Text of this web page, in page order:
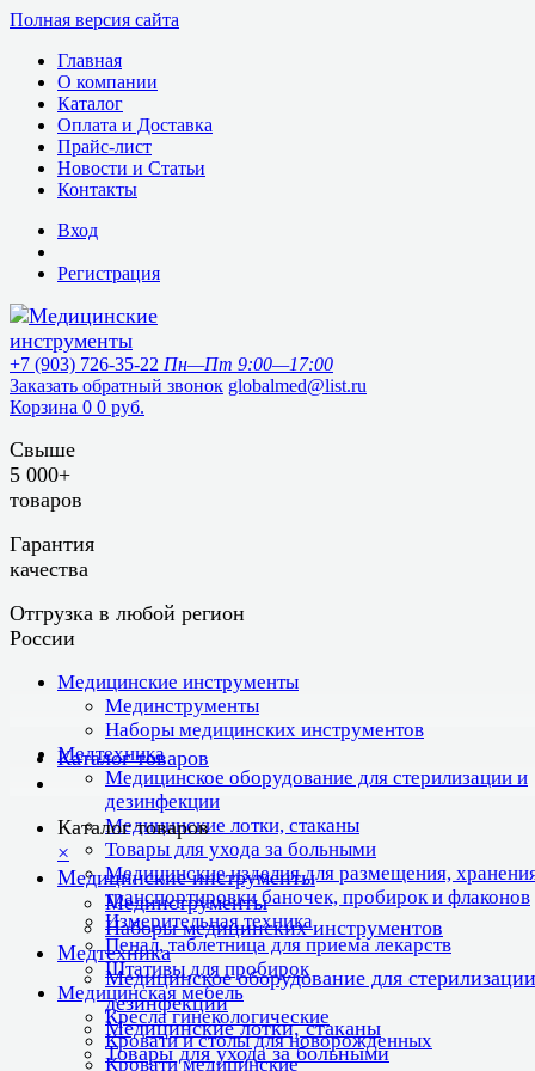
Полная версия сайта
Главная
О компании
Каталог
Оплата и Доставка
Прайс-лист
Новости и Статьи
Контакты
Вход
Регистрация
+7 (903) 726-35-22 Пн—Пт 9:00—17:00
Заказать обратный звонок globalmed@list.ru
Корзина 0 0 руб.
Свыше
5 000+
товаров
Гарантия
качества
Отгрузка в любой регион
России
Медицинские инструменты
Мединструменты
Наборы медицинских инструментов
Медтехника
Медицинское оборудование для стерилизации и
дезинфекции
Медицинские лотки, стаканы
Товары для ухода за больными
Медицинские изделия для размещения,
транспортировки баночек, пробирок и флаконов
Измерительная техника
Пенал, таблетница для приема лекарств
Штативы для пробирок
Медицинская мебель
Кресла гинекологические
Кровати и столы для новорожденных
Кровати медицинские
Каталог товаров
Каталог товаров
×
Медицинские инструменты
Мединструменты
Наборы медицинских инструментов
Медтехника
Медицинское оборудование для
дезинфекции
Медицинские лотки, стаканы
Товары для ухода за больными